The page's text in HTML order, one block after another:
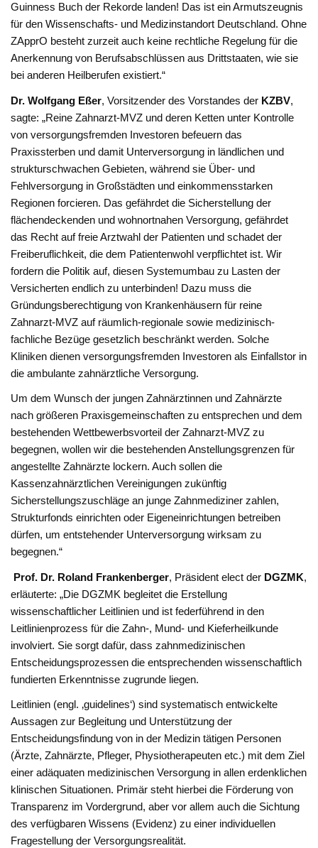
Guinness Buch der Rekorde landen! Das ist ein Armutszeugnis
für den Wissenschafts- und Medizinstandort Deutschland. Ohne
ZApprO besteht zurzeit auch keine rechtliche Regelung für die
Anerkennung von Berufsabschlüssen aus Drittstaaten, wie sie
bei anderen Heilberufen existiert.“
Dr. Wolfgang Eßer, Vorsitzender des Vorstandes der KZBV,
sagte: „Reine Zahnarzt-MVZ und deren Ketten unter Kontrolle
von versorgungsfremden Investoren befeuern das
Praxissterben und damit Unterversorgung in ländlichen und
strukturschwachen Gebieten, während sie Über- und
Fehlversorgung in Großstädten und einkommensstarken
Regionen forcieren. Das gefährdet die Sicherstellung der
flächendeckenden und wohnortnahen Versorgung, gefährdet
das Recht auf freie Arztwahl der Patienten und schadet der
Freiberuflichkeit, die dem Patientenwohl verpflichtet ist. Wir
fordern die Politik auf, diesen Systemumbau zu Lasten der
Versicherten endlich zu unterbinden! Dazu muss die
Gründungsberechtigung von Krankenhäusern für reine
Zahnarzt-MVZ auf räumlich-regionale sowie medizinisch-
fachliche Bezüge gesetzlich beschränkt werden. Solche
Kliniken dienen versorgungsfremden Investoren als Einfallstor in
die ambulante zahnärztliche Versorgung.
Um dem Wunsch der jungen Zahnärztinnen und Zahnärzte
nach größeren Praxisgemeinschaften zu entsprechen und dem
bestehenden Wettbewerbsvorteil der Zahnarzt-MVZ zu
begegnen, wollen wir die bestehenden Anstellungsgrenzen für
angestellte Zahnärzte lockern. Auch sollen die
Kassenzahnärztlichen Vereinigungen zukünftig
Sicherstellungszuschläge an junge Zahnmediziner zahlen,
Strukturfonds einrichten oder Eigeneinrichtungen betreiben
dürfen, um entstehender Unterversorgung wirksam zu
begegnen.“
Prof. Dr. Roland Frankenberger, Präsident elect der DGZMK,
erläuterte: „Die DGZMK begleitet die Erstellung
wissenschaftlicher Leitlinien und ist federführend in den
Leitlinienprozess für die Zahn-, Mund- und Kieferheilkunde
involviert. Sie sorgt dafür, dass zahnmedizinischen
Entscheidungsprozessen die entsprechenden wissenschaftlich
fundierten Erkenntnisse zugrunde liegen.
Leitlinien (engl. ‚guidelines‘) sind systematisch entwickelte
Aussagen zur Begleitung und Unterstützung der
Entscheidungsfindung von in der Medizin tätigen Personen
(Ärzte, Zahnärzte, Pfleger, Physiotherapeuten etc.) mit dem Ziel
einer adäquaten medizinischen Versorgung in allen erdenklichen
klinischen Situationen. Primär steht hierbei die Förderung von
Transparenz im Vordergrund, aber vor allem auch die Sichtung
des verfügbaren Wissens (Evidenz) zu einer individuellen
Fragestellung der Versorgungsrealität.